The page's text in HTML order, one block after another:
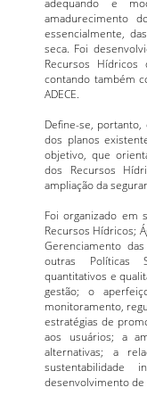
adequando e
amadurecimento
essencialmente,
seca. Foi
Recursos
contando também
ADECE.
Define-se,
dos planos
objetivo, que
dos Recursos
ampliação da
Foi organizado em
Recursos Hídricos;
Gerenciamento
outras Políticas
quantitativos e
gestão; o
monitoramento,
estratégias de
aos usuários; a
alternativas; a
sustentabilidade
desenvolvimento de